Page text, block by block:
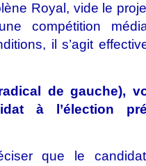
Royal, vide le
compétition
il s’agit
de gauche),
à l’élection
que le